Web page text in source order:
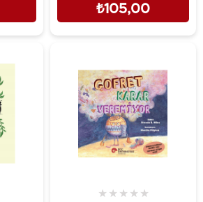
₺105,00
★ ★ ★ ★ ★